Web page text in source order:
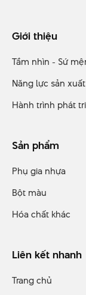
Giới thiệu
Tầm nhìn - Sứ
Năng lực sản xuất
Hành trình phát
Sản phẩm
Phụ gia nhựa
Bột màu
Hóa chất khác
Liên kết nhanh
Trang chủ